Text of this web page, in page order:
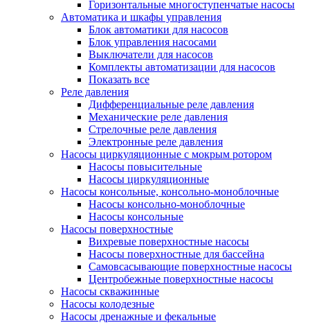
Горизонтальные многоступенчатые насосы
Автоматика и шкафы управления
Блок автоматики для насосов
Блок управления насосами
Выключатели для насосов
Комплекты автоматизации для насосов
Показать все
Реле давления
Дифференциальные реле давления
Механические реле давления
Стрелочные реле давления
Электронные реле давления
Насосы циркуляционные с мокрым ротором
Насосы повысительные
Насосы циркуляционные
Насосы консольные, консольно-моноблочные
Насосы консольно-моноблочные
Насосы консольные
Насосы поверхностные
Вихревые поверхностные насосы
Насосы поверхностные для бассейна
Самовсасывающие поверхностные насосы
Центробежные поверхностные насосы
Насосы скважинные
Насосы колодезные
Насосы дренажные и фекальные